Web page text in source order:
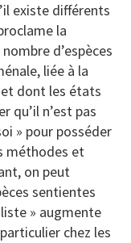
existe différents
la
d’espèces
liée à la
dont les états
qu’il n’est pas
» pour posséder
méthodes et
on peut
sentientes
» augmente
chez les